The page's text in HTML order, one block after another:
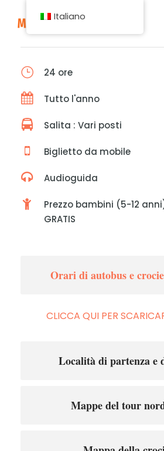
24 ore
Tutto l'anno
Salita : Vari posti
Biglietto da mobile
Audioguida
Prezzo bambini (5-12
GRATIS
Orari di autobus e
CLICCA QUI PER
Località di partenza e
Mappe del tour
Italiano